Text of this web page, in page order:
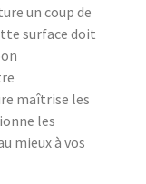
un coup de
surface doit
maîtrise les
les
mieux à vos